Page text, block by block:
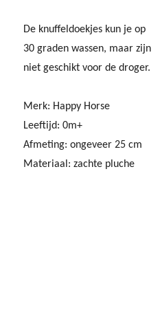
De knuffeldoekjes kun je op
30 graden wassen, maar zijn
niet geschikt voor de droger.
Merk: Happy Horse
Leeftijd: 0m+
Afmeting: ongeveer 25 cm
Materiaal: zachte pluche